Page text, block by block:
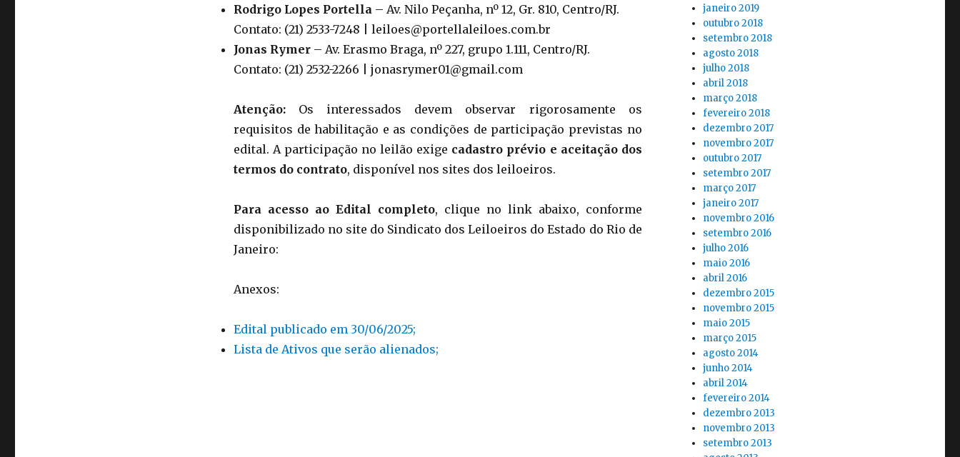
Rodrigo Lopes Portella– Av. Nilo Peçanha, nº 12, Gr. 810, Centro/RJ.
Contato: (21) 2533-7248 | leiloes@portellaleiloes.com.br
Jonas Rymer– Av. Erasmo Braga, nº 227, grupo 1.111, Centro/RJ.
Contato: (21) 2532-2266 | jonasrymer01@gmail.com
Atenção:Os interessados devem observar rigorosamente os
requisitos de habilitação e as condições de participação previstas no
edital. A participação no leilão exige cadastro prévio e aceitação dos
termos do contrato, disponível nos sites dos leiloeiros.
Para acesso ao Edital completo, clique no link abaixo, conforme
disponibilizado no site do Sindicato dos Leiloeiros do Estado do Rio de
Janeiro:
Anexos:
Edital publicado em 30/06/2025;
Lista de Ativos que serão alienados;
janeiro 2019
outubro 2018
setembro 2018
agosto 2018
julho 2018
abril 2018
março 2018
fevereiro 2018
dezembro 2017
novembro 2017
outubro 2017
setembro 2017
março 2017
janeiro 2017
novembro 2016
setembro 2016
julho 2016
maio 2016
abril 2016
dezembro 2015
novembro 2015
maio 2015
março 2015
agosto 2014
junho 2014
abril 2014
fevereiro 2014
dezembro 2013
novembro 2013
setembro 2013